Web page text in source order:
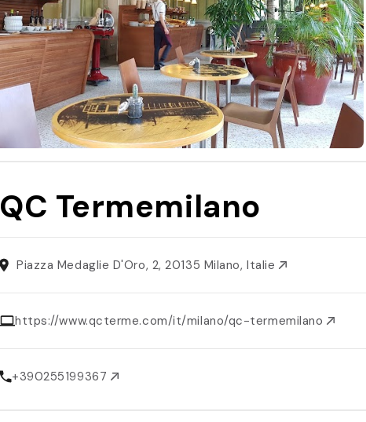
QC Termemilano
Piazza Medaglie D'Oro, 2, 20135 Milano, Italie
https://www.qcterme.com/it/milano/qc-termemilano
+390255199367